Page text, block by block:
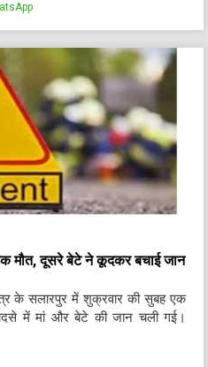
मौत, दूसरे बेटे ने कूदकर बचाई जान
के सलारपुर में शुक्रवार की सुबह एक
में मां और बेटे की जान चली गई।